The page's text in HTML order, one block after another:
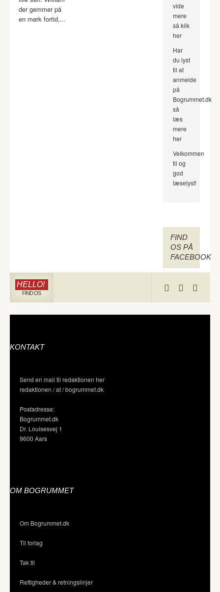
der gemmer på
en mørk fortid,...
vide
mere
så klik
her
Har
du lyst
til at
anmelde
på
Bogrummet.dk
så
læs
mere
her
Velkommen
til og
god
læselyst!
FIND
OS PÅ
FACEBOOK
HELLO!
FIND OS
KONTAKT
Send en mail til redaktionen her
redaktionen / at / bogrummet.dk
Postadresse:
Bogrummet.dk
Dr. Louisesvej 1
9600 Aars
OM BOGRUMMET
Om Bogrummet.dk
Til forlag
Tak til
Rettigheder & retningslinjer